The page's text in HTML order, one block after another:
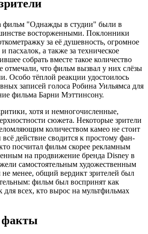
фильм "Однажды в студии" были в
восторженными. Поклонники
за её душевность, огромное
пасхалок, а также за техническое
собрать вместе такое количество
отмечали, что фильм вызвал у них слёзы
Особо тёплой реакции удостоилось
записей голоса Робина Уильямса для
фильма Барни Мэттинсону.
хотя и немногочисленные,
сюжета. Некоторые зрители
количеством камео не стоит
действие сводится к простому фан-
посчитал фильм скорее рекламным
на продвижение бренда Disney в
самостоятельным художественным
менее, общий вердикт зрителей был
фильм был воспринят как
для всех, кто вырос на мультфильмах
факты